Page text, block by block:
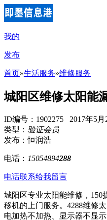
我的
发布
首页»生活服务»维修服务
城阳区维修太阳能
ID编号：1902275 2017年5
类型： 验证会员
发布：恒润浩
电话： 15054894288
电话联系给我留言
城阳区专业太阳能维修，150
移机的上门服务。4288维修
电加热不加热、显示器不显